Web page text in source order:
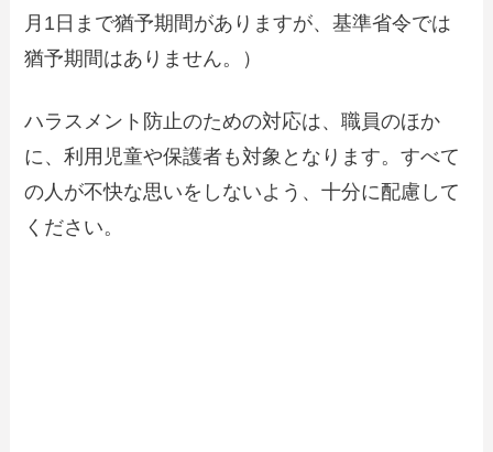
月1日まで猶予期間がありますが、基準省令では
猶予期間はありません。）
ハラスメント防止のための対応は、職員のほか
に、利用児童や保護者も対象となります。すべて
の人が不快な思いをしないよう、十分に配慮して
ください。